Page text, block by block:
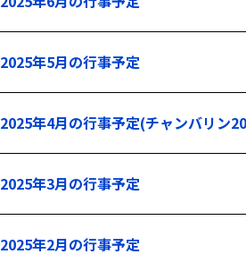
2025年5月の行事予定
2025年4月の行事予定(チャンバリン
2025年3月の行事予定
2025年2月の行事予定